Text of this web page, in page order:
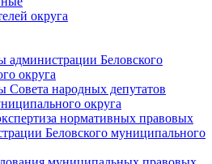
округа
администрации Беловского
округа
Совета народных депутатов
округа
нормативных правовых
Беловского муниципального